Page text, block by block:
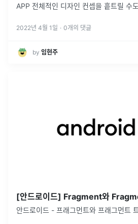
APP 전체적인 디자인 컨셉을 흩트릴 수
2022년 4월 1일 · 0개의 댓글
by 임현주
[안드로이드] Fragment와
안드로이드 - 프래그먼트와 프래그먼트